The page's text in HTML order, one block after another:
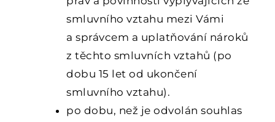
smluvního vztahu mezi Vámi
a správcem a uplatňování nároků
z těchto smluvních vztahů (po
dobu 15 let od ukončení
smluvního vztahu).
po dobu, než je odvolán souhlas